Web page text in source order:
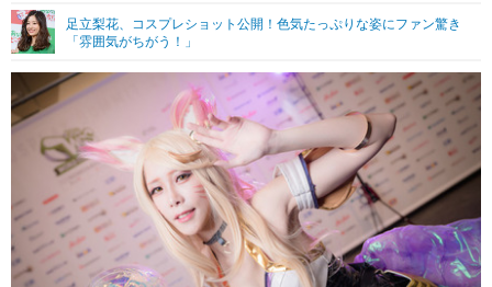
ショッピング その他
足立梨花、コスプレショット公開！色気たっぷりな姿にファン驚き
「雰囲気がちがう！」